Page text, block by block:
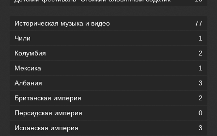
Историческая музыка и видео
77
Чили
1
Колумбия
2
Мексика
1
Албания
3
Британская империя
2
Персидская империя
0
Испанская империя
3